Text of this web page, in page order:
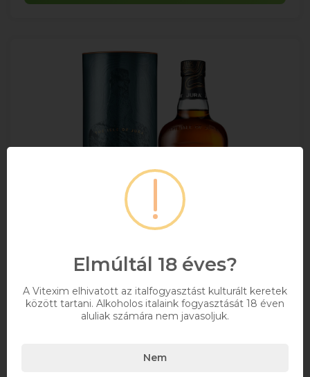
Jura 18 éves Skót Single Malt Whisky 0.7l DRS
Elmúltál 18 éves?
A Vitexim elhivatott az italfogyasztást kulturált keretek
között tartani. Alkoholos italaink fogyasztását 18 éven
aluliak számára nem javasoljuk.
Nem